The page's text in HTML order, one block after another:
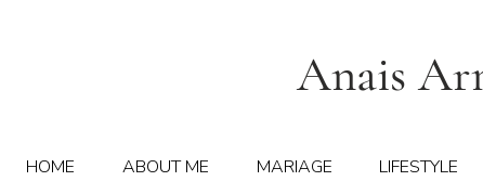
Anais
HOME ABOUT ME MARIAGE LIFESTYLE